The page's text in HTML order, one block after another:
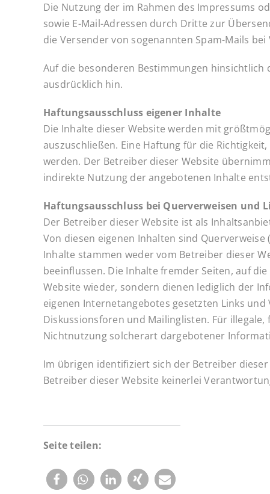
Die Nutzung der im Rahmen des Impressums
sowie E-Mail-Adressen durch Dritte zur
die Versender von sogenannten Spam-Mails
Auf die besonderen Bestimmungen hinsichtlich
ausdrücklich hin.
Haftungsausschluss eigener Inhalte
Die Inhalte dieser Website werden mit
auszuschließen. Eine Haftung für die
werden. Der Betreiber dieser Website
indirekte Nutzung der angebotenen Inhalte
Haftungsausschluss bei Querverweisen und
Der Betreiber dieser Website ist als
Von diesen eigenen Inhalten sind
Inhalte stammen weder vom Betreiber dieser
beeinflussen. Die Inhalte fremder Seiten, auf
Website wieder, sondern dienen lediglich der
eigenen Internetangebotes gesetzten Links
Diskussionsforen und Mailinglisten. Für
Nichtnutzung solcherart dargebotener
Im übrigen identifiziert sich der Betreiber
Betreiber dieser Website keinerlei
Seite teilen: